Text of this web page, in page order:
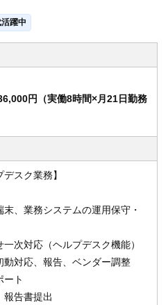
じる
躍中
円（実働8時間×月21日勤務
スク業務】
末、業務システムの運用保守・
次対応（ヘルプデスク機能）
動対応、報告、ベンダー調整
ート
報告書提出